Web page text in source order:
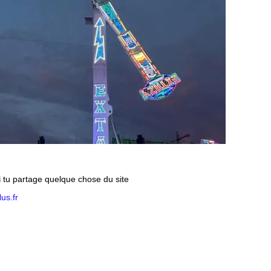
partage quelque chose du site